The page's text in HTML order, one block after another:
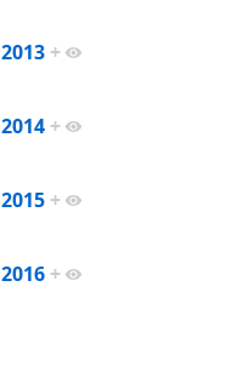
+
+
+
+